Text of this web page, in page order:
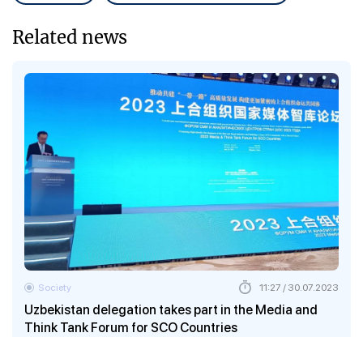
Related news
Uzbekistan delegation takes part in the Media and
Think Tank Forum for SCO Countries
Society 11:27 / 30.07.2023